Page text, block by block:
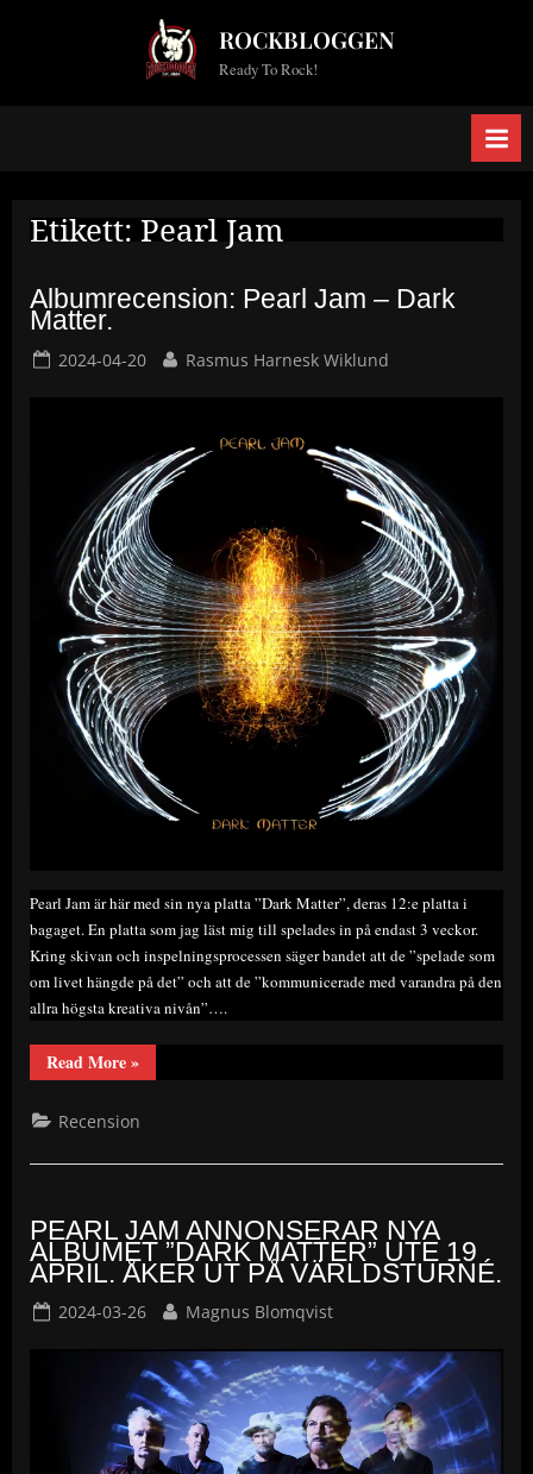
ROCKBLOGGEN
Ready To Rock!
Etikett: Pearl Jam
Albumrecension: Pearl Jam – Dark
Matter.
Posted
2024-04-20 By
Rasmus Harnesk Wiklund
Pearl Jam är här med sin nya platta ”Dark Matter”, deras 12:e platta i
bagaget. En platta som jag läst mig till spelades in på endast 3 veckor.
Kring skivan och inspelningsprocessen säger bandet att de ”spelade som
om livet hängde på det” och att de ”kommunicerade med varandra på den
allra högsta kreativa nivån”….
Read More“Albumrecension:
Pearl
Dark
»
Recension
PEARL JAM ANNONSERAR NYA
ALBUMET ”DARK MATTER” UTE 19
APRIL. ÅKER UT PÅ VÄRLDSTURNÉ.
Posted
2024-03-26 By
Magnus Blomqvist